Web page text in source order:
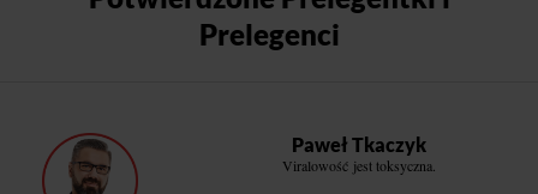
Prelegenci
Paweł Tkaczyk
Viralowość jest toksyczna.